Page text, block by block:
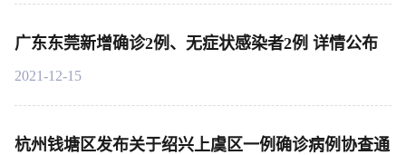
广东东莞新增确诊2例、无症状感染者2例 详情公布
2021-12-15
杭州钱塘区发布关于绍兴上虞区一例确诊病例协查通